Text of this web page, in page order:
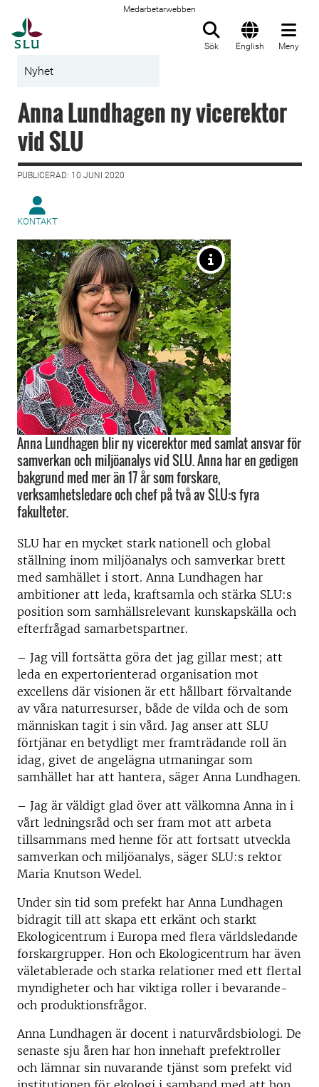
Medarbetarwebben
Sök English Meny
Nyhet
Anna Lundhagen ny vicerektor
vid SLU
PUBLICERAD: 10 JUNI 2020
KONTAKT
Anna Lundhagen blir ny vicerektor med samlat ansvar för
samverkan och miljöanalys vid SLU. Anna har en gedigen
bakgrund med mer än 17 år som forskare,
verksamhetsledare och chef på två av SLU:s fyra
fakulteter.
SLU har en mycket stark nationell och global
ställning inom miljöanalys och samverkar brett
med samhället i stort. Anna Lundhagen har
ambitioner att leda, kraftsamla och stärka SLU:s
position som samhällsrelevant kunskapskälla och
efterfrågad samarbetspartner.
– Jag vill fortsätta göra det jag gillar mest; att
leda en expertorienterad organisation mot
excellens där visionen är ett hållbart förvaltande
av våra naturresurser, både de vilda och de som
människan tagit i sin vård. Jag anser att SLU
förtjänar en betydligt mer framträdande roll än
idag, givet de angelägna utmaningar som
samhället har att hantera, säger Anna Lundhagen.
– Jag är väldigt glad över att välkomna Anna in i
vårt ledningsråd och ser fram mot att arbeta
tillsammans med henne för att fortsatt utveckla
samverkan och miljöanalys, säger SLU:s rektor
Maria Knutson Wedel.
Under sin tid som prefekt har Anna Lundhagen
bidragit till att skapa ett erkänt och starkt
Ekologicentrum i Europa med flera världsledande
forskargrupper. Hon och Ekologicentrum har även
väletablerade och starka relationer med ett flertal
myndigheter och har viktiga roller i bevarande-
och produktionsfrågor.
Anna Lundhagen är docent i naturvårdsbiologi. De
senaste sju åren har hon innehaft prefektroller
och lämnar sin nuvarande tjänst som prefekt vid